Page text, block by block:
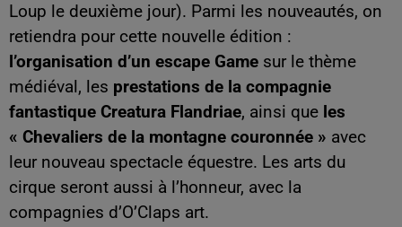
Loup le deuxième jour). Parmi les nouveautés, on
retiendra pour cette nouvelle édition :
l’organisation d’un escape Game sur le thème
médiéval, les prestations de la compagnie
fantastique Creatura Flandriae, ainsi que les
« Chevaliers de la montagne couronnée » avec
leur nouveau spectacle équestre. Les arts du
cirque seront aussi à l’honneur, avec la
compagnies d’O’Claps art.